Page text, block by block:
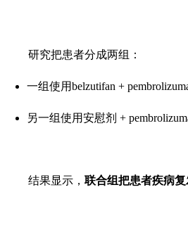
研究把患者分成两组：
一组使用belzutifan +
另一组使用安慰剂 +
结果显示， 联合组把患者疾病